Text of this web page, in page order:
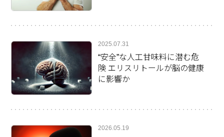
2025.07.31
“安全”な人工甘味料に潜む危
険 エリスリトールが脳の健康
に影響か
2026.05.19